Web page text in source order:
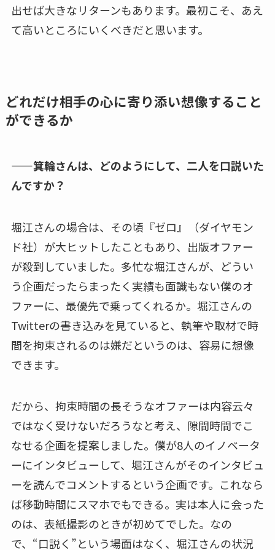
出せば大きなリターンもあります。最初こそ、あえ
て高いところにいくべきだと思います。
どれだけ相手の心に寄り添い想像すること
ができるか
——箕輪さんは、どのようにして、二人を口説いた
んですか？
堀江さんの場合は、その頃『ゼロ』（ダイヤモン
ド社）が大ヒットしたこともあり、出版オファー
が殺到していました。多忙な堀江さんが、どうい
う企画だったらまったく実績も面識もない僕のオ
ファーに、最優先で乗ってくれるか。堀江さんの
Twitterの書き込みを見ていると、執筆や取材で時
間を拘束されるのは嫌だというのは、容易に想像
できます。
だから、拘束時間の長そうなオファーは内容云々
ではなく受けないだろうなと考え、隙間時間でこ
なせる企画を提案しました。僕が8人のイノベータ
ーにインタビューして、堀江さんがそのインタビュ
ーを読んでコメントするという企画です。これなら
ば移動時間にスマホでもできる。実は本人に会った
のは、表紙撮影のときが初めてでした。なの
で、“口説く”という場面はなく、堀江さんの状況